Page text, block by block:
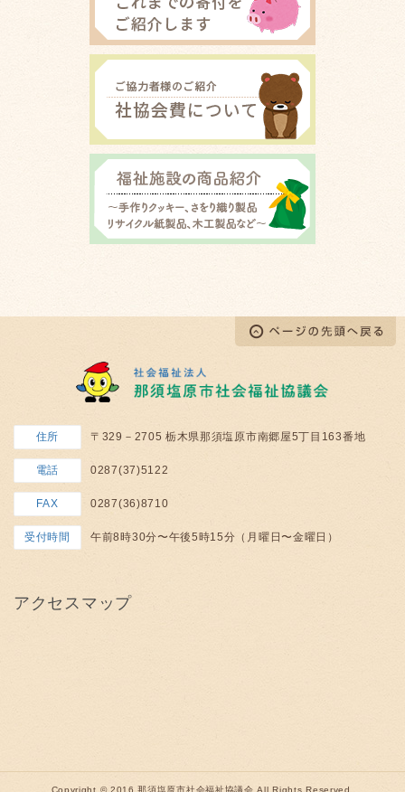
住所 〒329－2705 栃木県那須塩原市南郷屋5丁目163番地
電話 0287(37)5122
FAX 0287(36)8710
受付時間 午前8時30分〜午後5時15分（月曜日〜金曜日）
アクセスマップ
Copyright © 2016 那須塩原市社会福祉協議会 All Rights Reserved.